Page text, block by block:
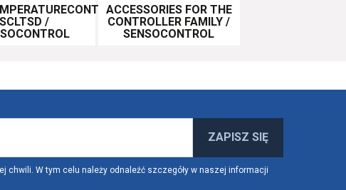
SCLTSD /
ACCESSORIES FOR THE
CONTROLLER FAMILY /
SENSOCONTROL
chwili. W tym celu należy odnaleźć szczegóły w naszej informacji